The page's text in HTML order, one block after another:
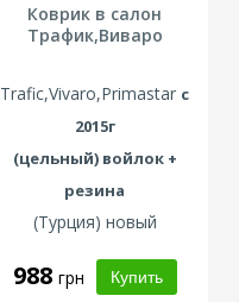
Коврик в салон
Трафик,Виваро
Trafic,Vivaro,Primastar с
2015г
(цельный) войлок +
резина
(Турция) новый
988 грн